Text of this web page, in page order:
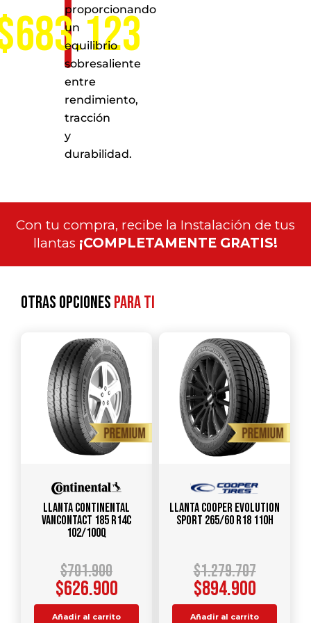
proporcionando
un
equilibrio
sobresaliente
entre
rendimiento,
tracción
y
durabilidad.
Con tu compra, recibe la Instalación de tus
llantas ¡COMPLETAMENTE GRATIS!
Otras opcionespara ti
Llanta CONTINENTAL
VANCONTACT 185 R14C
102/100Q
$701.900
$626.900
Añadir al carrito
Llanta COOPER EVOLUTION
SPORT 265/60 R18 110H
$1.279.707
$894.900
Añadir al carrito